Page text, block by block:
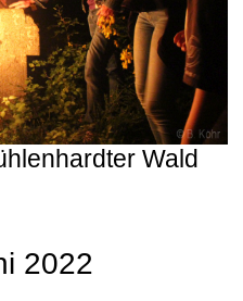
Wald
2022